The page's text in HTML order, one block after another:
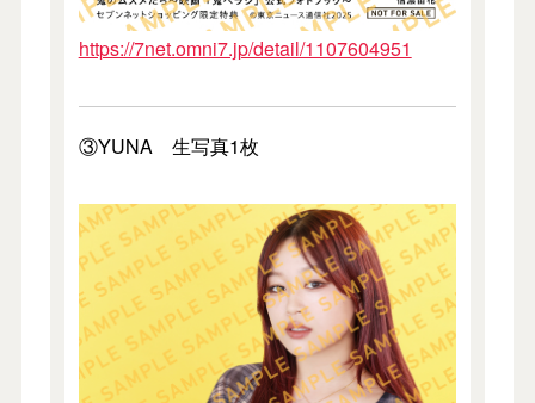
https://7net.omni7.jp/detail/1107604951
③YUNA 生写真1枚